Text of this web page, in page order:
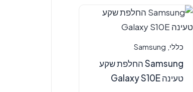
כללי Samsung
Samsung החלפת שקע
טעינה Galaxy S10E